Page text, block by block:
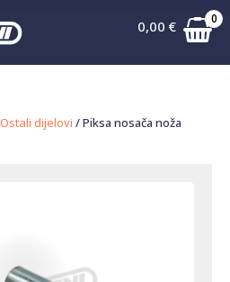
0,00 € 0
Ostali dijelovi / Piksa nosača noža